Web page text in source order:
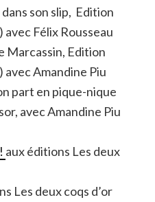
son slip, Edition
Félix Rousseau
Marcassin, Edition
avec Amandine Piu
part en pique-nique
avec Amandine Piu
aux éditions Les deux
Les deux coqs d’or